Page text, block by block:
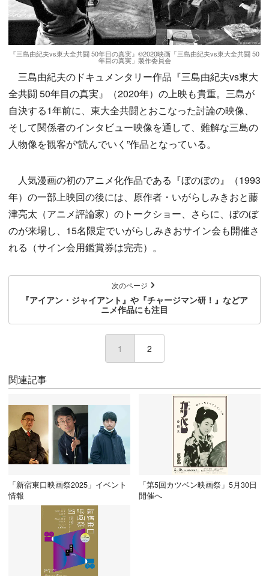
『三島由紀夫vs東大全共闘 50年目の真実』©2020映画「三島由紀夫vs東大全共闘 50
年目の真実」製作委員会
三島由紀夫のドキュメンタリー作品『三島由紀夫vs東大
全共闘 50年目の真実』（2020年）の上映も貴重。三島が
自決する1年前に、東大全共闘とおこなった討論の映像、
そして関係者のインタビュー映像を通して、難解な三島の
人物像を観客が“読んでいく”作品となっている。
人気漫画の初のアニメ化作品である『ぼのぼの』（1993
年）の一部上映回の後には、原作者・いがらしみきおと藤
津亮太（アニメ評論家）のトークショー、さらに、ぼのぼ
のが来場し、15名限定でいがらしみきおサイン会も開催さ
れる（サイン会用鑑賞券は完売）。
次のページ
『アイアン・ジャイアント』や『チャージマン研！』などア
ニメ作品にも注目
1 (current)
2
関連記事
「新宿東口映画祭2025」イベント
情報
「第5回カツベン映画祭」5月30日
開催へ